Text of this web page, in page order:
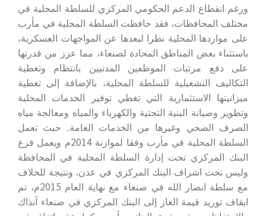
ورغم انقطاع الدعم الحكومي المركزي للسلطة المحلية في
مختلف المحافظات، فقد حافظت السلطة المحلية في مأرب
على مواردها المحلية نظرا لبعدها عن المواجهات العسكرية،
باستثناء بعض المناطق المحادة لصنعاء، مما عزز من قدرتها
على دفع مرتبات الموظفين المدنيين بانتظام وتغطية
التكاليف التشغيلية للسلطة المحلية، بالإضافة إلى تغطية
ميزانيتها الاستثمارية التي تغطي توفير الخدمات المحلية
وتطوير وصيانة البنية التحتية والكهرباء والمياه ومعالجة مياه
الصرف الصحي وغيرها من الخدمات العامة. حيث تعمل
السلطة المحلية في مأرب وفقا لموازنة 2014م ويعمل فرع
البنك المركزي تحت إدارة السلطة المحلية في المحافظة
وليس تحت اشراف البنك المركزي في عدن. ونتيجة للخلاف
مع سلطة انصار الله في صنعاء مع نهاية العام 2015م، تم
ايقاف توريد قيمة الغاز إلى البنك المركزي في صنعاء آنذاك